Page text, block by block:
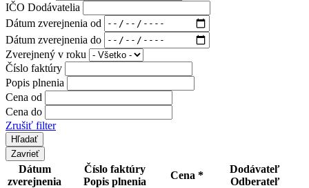
IČO Dodávatelia
Dátum zverejnenia od
Dátum zverejnenia do
Zverejnený v roku
Číslo faktúry
Popis plnenia
Cena od
Cena do
Zrušiť filter
Zavrieť
Dátum
zverejnenia
Číslo faktúry
Popis plnenia
Cena *
Dodávateľ
Odberateľ